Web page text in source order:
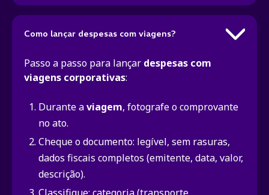
Como lançar despesas com viagens?
Passo a passo para lançar despesas com
viagens corporativas:
Durante aviagem, fotografe o comprovante
no ato.
Cheque o documento: legível, sem rasuras,
dados fiscais completos (emitente, data, valor,
descrição).